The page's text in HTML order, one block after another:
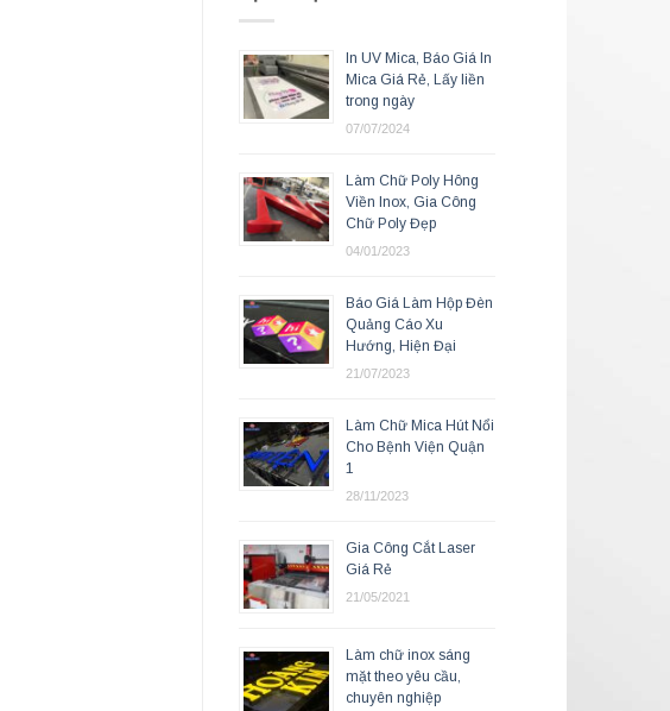
In UV Mica, Báo Giá In
Mica Giá Rẻ, Lấy liền
trong ngày
07/07/2024
Làm Chữ Poly Hông
Viền Inox, Gia Công
Chữ Poly Đẹp
04/01/2023
Báo Giá Làm Hộp Đèn
Quảng Cáo Xu
Hướng, Hiện Đại
21/07/2023
Làm Chữ Mica Hút Nổi
Cho Bệnh Viện Quận
1
28/11/2023
Gia Công Cắt Laser
Giá Rẻ
21/05/2021
Làm chữ inox sáng
mặt theo yêu cầu,
chuyên nghiệp